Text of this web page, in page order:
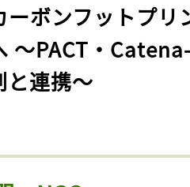
ーボンフットプリ
〜PACT・
と連携〜